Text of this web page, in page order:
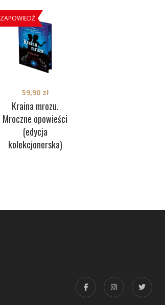
ZAPOWIEDŹ
Kraina mrozu.
Mroczne opowieści
(edycja
kolekcjonerska)
59,90 zł